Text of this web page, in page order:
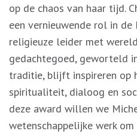
op de chaos van haar tijd.
een vernieuwende rol in
religieuze leider met
gedachtegoed, geworteld
traditie, blijft inspireren op
spiritualiteit, dialoog en
deze award willen we
wetenschappelijke werk